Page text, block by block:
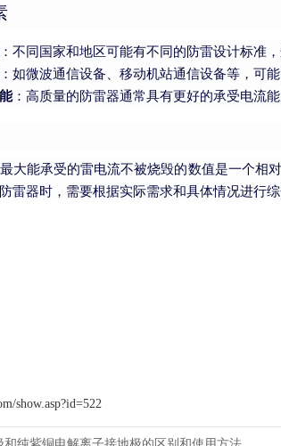
：不同国家和地区可能有不同的防雷设计标准
：如微波通信设备、移动机站通信设备等，可
：高质量的防雷器通常具有更好的承受电流能
大能承受的雷电流不被烧毁的数值是一个相
雷器时，需要根据实际需求和具体情况进行综
show.asp?id=522